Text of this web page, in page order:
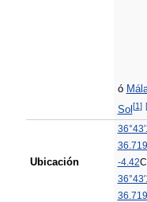
ó
Sol [1] [
Ubicación
-4.42